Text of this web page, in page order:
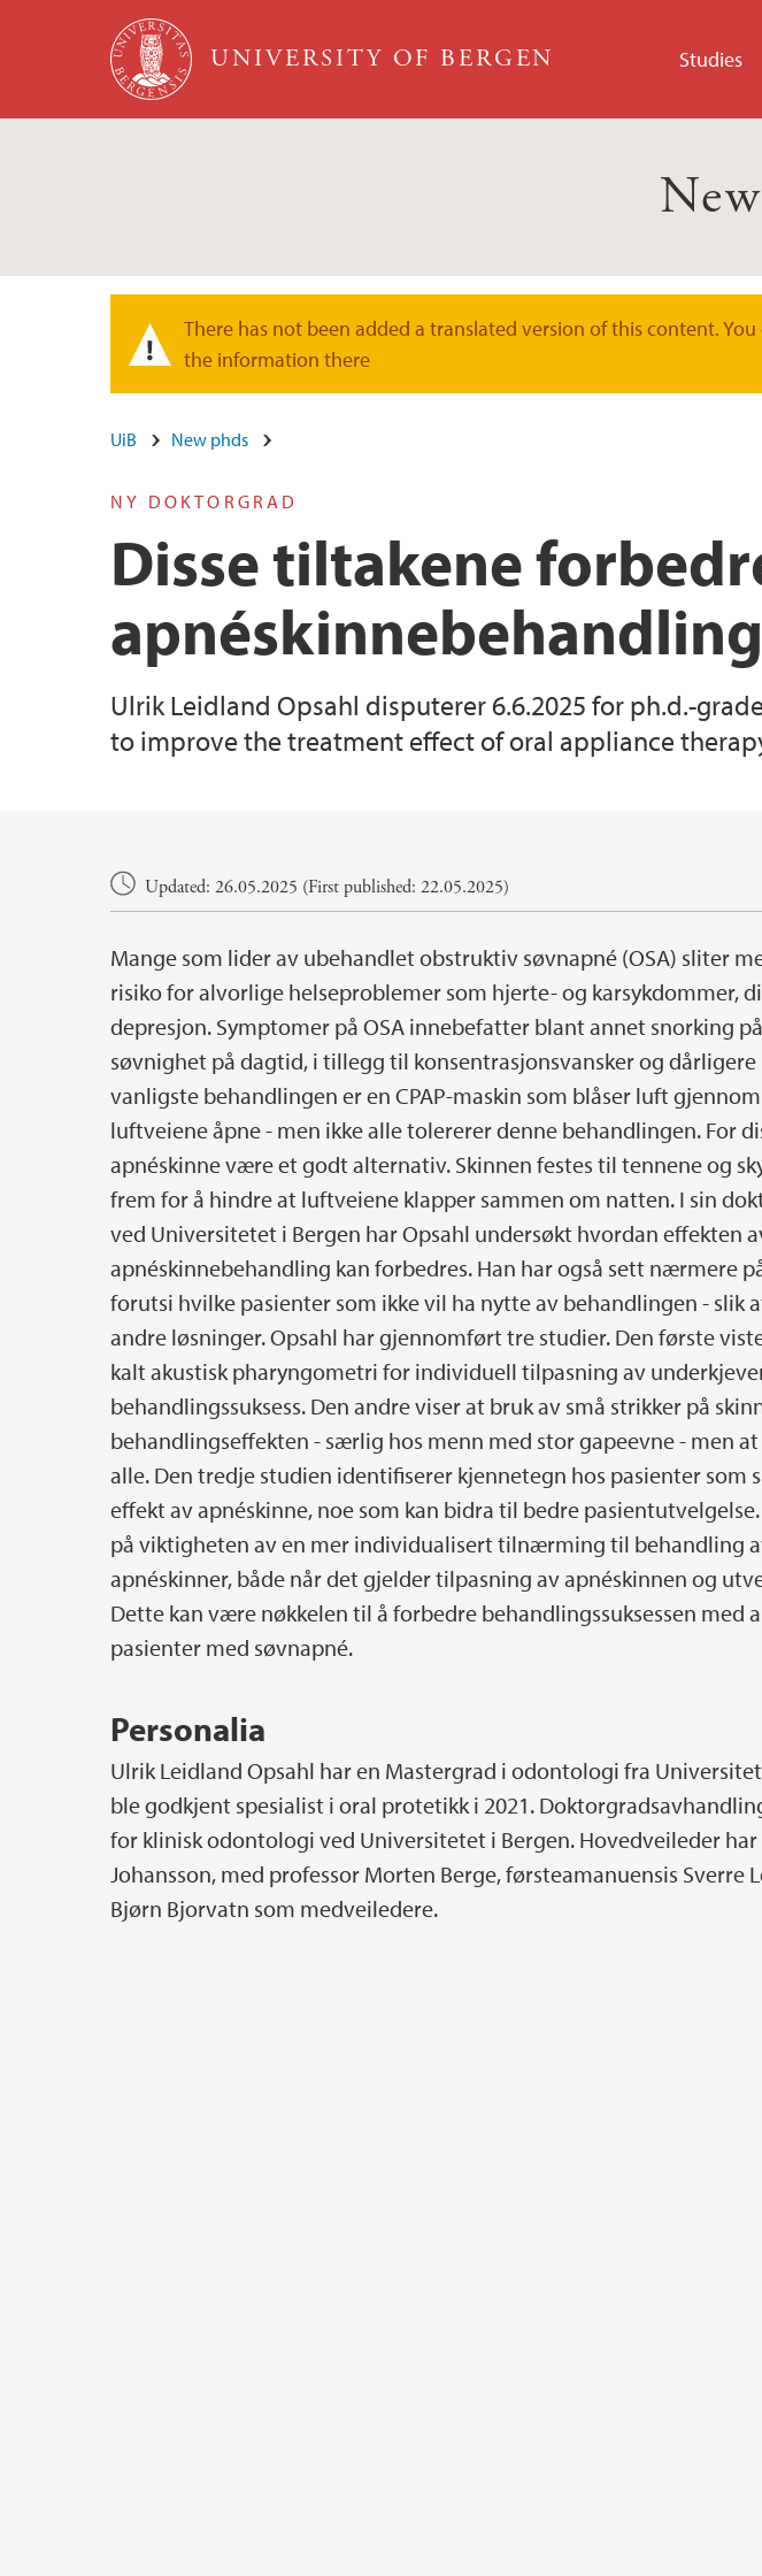
Skip to main content
UNIVERSITY OF BERGEN Studies
Warning message
There has not been added a translated version of this content.
the information there
UiB New phds
NY DOKTORGRAD
Disse tiltakene
Ulrik Leidland Opsahl disputerer 6.6.2025 for ph.d.-
to improve the treatment effect of oral appliance
Main contentUpdated: 26.05.2025 (First published: 22.05.2025)
Mange som lider av ubehandlet obstruktiv søvnapné (OSA) sliter
risiko for alvorlige helseproblemer som hjerte- og karsykdommer,
depresjon. Symptomer på OSA innebefatter blant annet snorking
søvnighet på dagtid, i tillegg til konsentrasjonsvansker og dårligere
vanligste behandlingen er en CPAP-maskin som blåser luft
luftveiene åpne - men ikke alle tolererer denne behandlingen. For
apnéskinne være et godt alternativ. Skinnen festes til tennene og
frem for å hindre at luftveiene klapper sammen om natten. I sin
ved Universitetet i Bergen har Opsahl undersøkt hvordan effekten
apnéskinnebehandling kan forbedres. Han har også sett nærmere
forutsi hvilke pasienter som ikke vil ha nytte av behandlingen - slik
andre løsninger. Opsahl har gjennomført tre studier. Den første
kalt akustisk pharyngometri for individuell tilpasning av
behandlingssuksess. Den andre viser at bruk av små strikker på
behandlingseffekten - særlig hos menn med stor gapeevne - men
alle. Den tredje studien identifiserer kjennetegn hos pasienter som
effekt av apnéskinne, noe som kan bidra til bedre
på viktigheten av en mer individualisert tilnærming til behandling
apnéskinner, både når det gjelder tilpasning av apnéskinnen og
Dette kan være nøkkelen til å forbedre behandlingssuksessen med
pasienter med søvnapné.
Personalia
Ulrik Leidland Opsahl har en Mastergrad i odontologi fra
ble godkjent spesialist i oral protetikk i 2021.
for klinisk odontologi ved Universitetet i Bergen. Hovedveileder
Johansson, med professor Morten Berge, førsteamanuensis Sverre
Bjørn Bjorvatn som medveiledere.